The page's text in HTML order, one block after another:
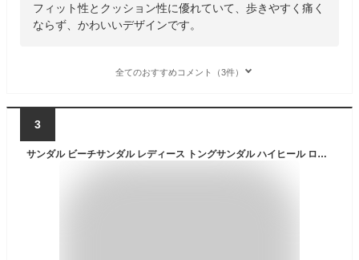
フィット性とクッション性に優れていて、歩きやすく痛く
ならず、かわいいデザインです。
全てのおすすめコメント（3件）
3
サンダル ビーチサンダル レディース トングサンダル ハイヒール ローヒール 厚底 ぺたんこ ウェッジソール 美脚 脚長 軽い 滑り止め ビーサン 手作り リボン 蝶結び かわいい おしゃれ 女の子 女性 女子 大人 履き心地 歩きやすい 疲れない 柔らかい 浴衣 水着 海 お出かけ